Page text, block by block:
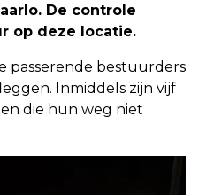
De controle
op deze locatie.
passerende bestuurders
Inmiddels zijn vijf
die hun weg niet